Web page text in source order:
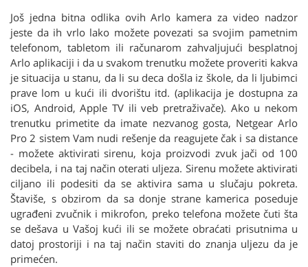
Još jedna bitna odlika ovih Arlo kamera za video nadzor
jeste da ih vrlo lako možete povezati sa svojim pametnim
telefonom, tabletom ili računarom zahvaljujući besplatnoj
Arlo aplikaciji i da u svakom trenutku možete proveriti kakva
je situacija u stanu, da li su deca došla iz škole, da li ljubimci
prave lom u kući ili dvorištu itd. (aplikacija je dostupna za
iOS, Android, Apple TV ili veb pretraživače). Ako u nekom
trenutku primetite da imate nezvanog gosta, Netgear Arlo
Pro 2 sistem Vam nudi rešenje da reagujete čak i sa distance
- možete aktivirati sirenu, koja proizvodi zvuk jači od 100
decibela, i na taj način oterati uljeza. Sirenu možete aktivirati
ciljano ili podesiti da se aktivira sama u slučaju pokreta.
Štaviše, s obzirom da sa donje strane kamerica poseduje
ugrađeni zvučnik i mikrofon, preko telefona možete čuti šta
se dešava u Vašoj kući ili se možete obraćati prisutnima u
datoj prostoriji i na taj način staviti do znanja uljezu da je
primećen.